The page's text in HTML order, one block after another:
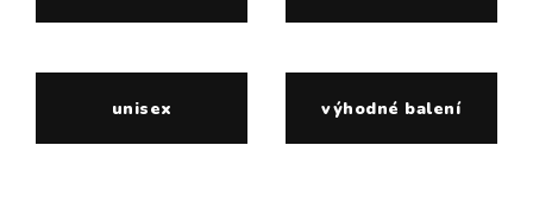
unisex výhodné balení